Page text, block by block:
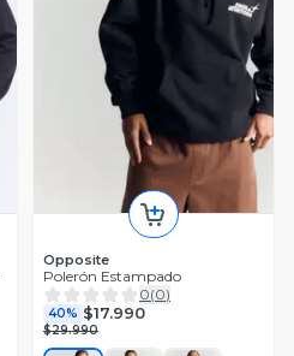
Opposite
Polerón Estampado
0(0)
40% $17.990
$29.990